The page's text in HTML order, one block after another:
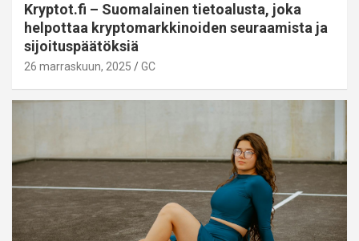
Kryptot.fi – Suomalainen tietoalusta, joka
helpottaa kryptomarkkinoiden seuraamista ja
sijoituspäätöksiä
26 marraskuun, 2025 GC